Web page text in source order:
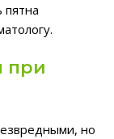
пятна
при
но